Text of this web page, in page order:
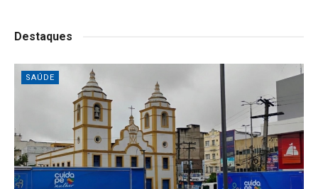
Destaques
SAÚDE